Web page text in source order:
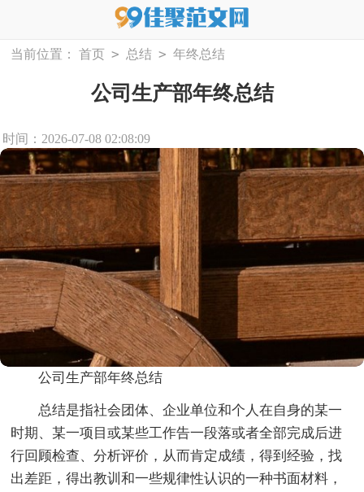
当前位置： 首页 > 总结 > 年终总结
公司生产部年终总结
时间：2026-07-08 02:08:09
公司生产部年终总结
总结是指社会团体、企业单位和个人在自身的某一
时期、某一项目或某些工作告一段落或者全部完成后进
行回顾检查、分析评价，从而肯定成绩，得到经验，找
出差距，得出教训和一些规律性认识的一种书面材料，